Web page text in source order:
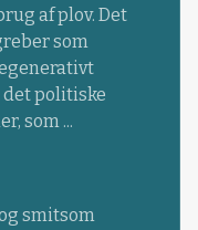
af plov. Det
som
politiske
som ...
smitsom